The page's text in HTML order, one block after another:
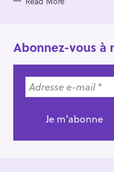
Abonnez-vous à